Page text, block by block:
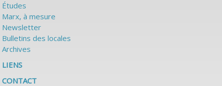
Études
Marx, à mesure
Newsletter
Bulletins des locales
Archives
LIENS
CONTACT